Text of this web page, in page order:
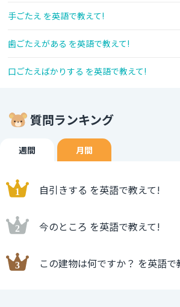
手ごたえ を英語で教えて!
歯ごたえがある を英語で教えて!
口ごたえばかりする を英語で教えて!
質問ランキング
週間 月間
自引きする を英語で教えて!
今のところ を英語で教えて!
この建物は何ですか？ を英語で